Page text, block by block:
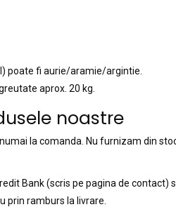
poate fi aurie/aramie/argintie.
aprox. 20 kg.
noastre
la comanda. Nu furnizam din
Bank (scris pe pagina de
prin ramburs la livrare.